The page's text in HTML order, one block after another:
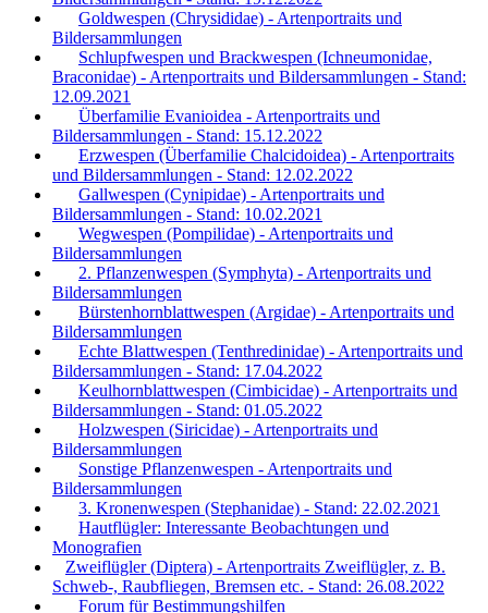
Goldwespen (Chrysididae) - Artenportraits und
Bildersammlungen
Schlupfwespen und Brackwespen (Ichneumonidae,
Braconidae) - Artenportraits und Bildersammlungen - Stand:
12.09.2021
Überfamilie Evanioidea - Artenportraits und
Bildersammlungen - Stand: 15.12.2022
Erzwespen (Überfamilie Chalcidoidea) - Artenportraits
und Bildersammlungen - Stand: 12.02.2022
Gallwespen (Cynipidae) - Artenportraits und
Bildersammlungen - Stand: 10.02.2021
Wegwespen (Pompilidae) - Artenportraits und
Bildersammlungen
2. Pflanzenwespen (Symphyta) - Artenportraits und
Bildersammlungen
Bürstenhornblattwespen (Argidae) - Artenportraits und
Bildersammlungen
Echte Blattwespen (Tenthredinidae) - Artenportraits und
Bildersammlungen - Stand: 17.04.2022
Keulhornblattwespen (Cimbicidae) - Artenportraits und
Bildersammlungen - Stand: 01.05.2022
Holzwespen (Siricidae) - Artenportraits und
Bildersammlungen
Sonstige Pflanzenwespen - Artenportraits und
Bildersammlungen
3. Kronenwespen (Stephanidae) - Stand: 22.02.2021
Hautflügler: Interessante Beobachtungen und
Monografien
Zweiflügler (Diptera) - Artenportraits Zweiflügler, z. B.
Schweb-, Raubfliegen, Bremsen etc. - Stand: 26.08.2022
Forum für Bestimmungshilfen